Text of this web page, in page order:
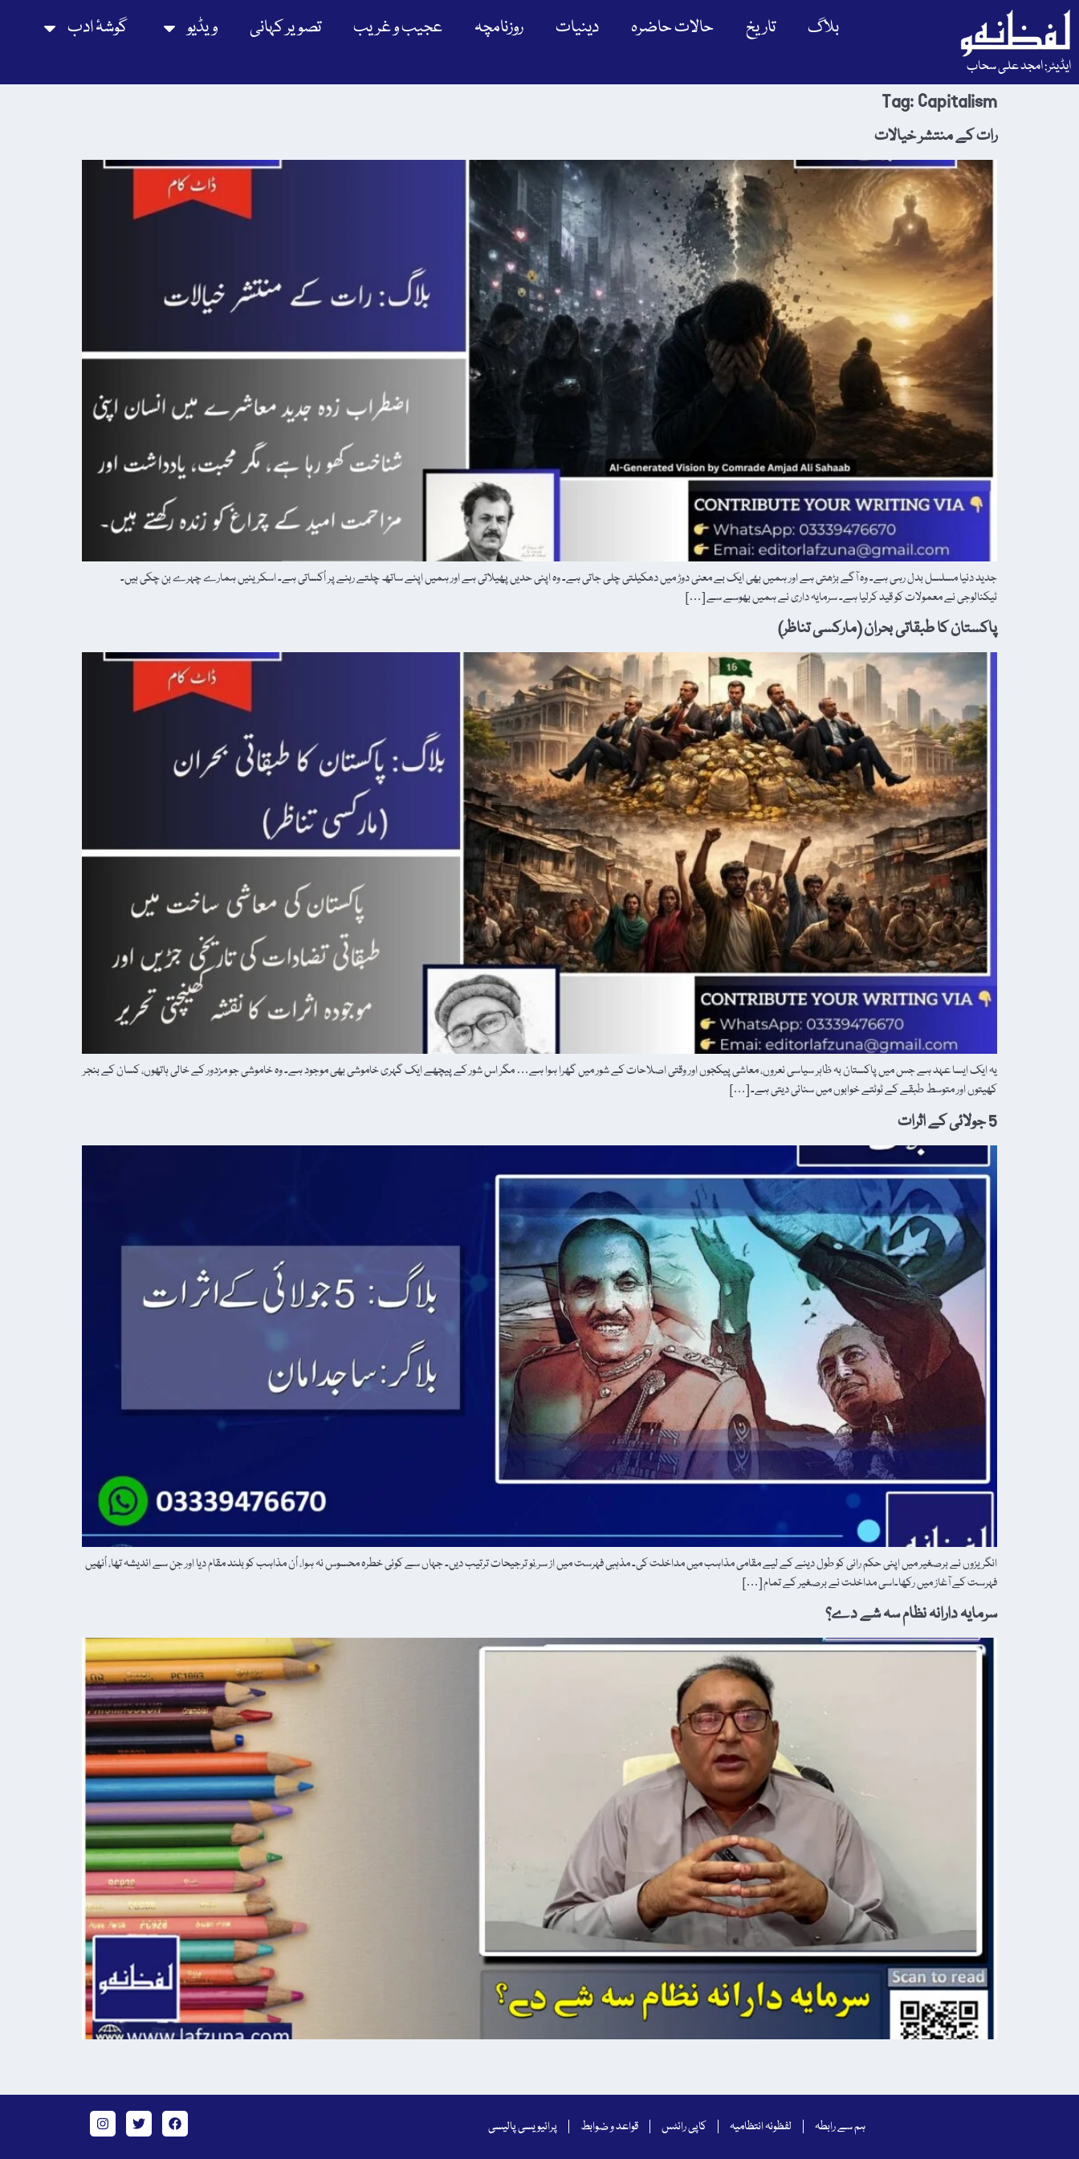
ایڈیٹر: امجد علی سحاب
بلاگ تاریخ حالات حاضرہ دینیات روزنامچہ عجیب و غریب تصویر کہانی ویڈیو گوشۂ ادب
Tag:Capitalism
رات کے منتشر خیالات
جدید دنیا مسلسل بدل رہی ہے۔ وہ آگے بڑھتی ہے اور ہمیں بھی ایک بے معنی دوڑ میں دھکیلتی چلی جاتی ہے۔ وہ اپنی حدیں پھیلاتی ہے اور ہمیں اپنے ساتھ چلتے رہنے پر اُکساتی ہے۔ اسکرینیں ہمارے چہرے بن چکی ہیں۔
ٹیکنالوجی نے معمولات کو قید کرلیا ہے۔ سرمایہ داری نے ہمیں بھوسے سے […]
پاکستان کا طبقاتی بحران (مارکسی تناظر)‎
یہ ایک ایسا عہد ہے جس میں پاکستان بہ ظاہر سیاسی نعروں، معاشی پیکجوں اور وقتی اصلاحات کے شور میں گھرا ہوا ہے… مگر اس شور کے پیچھے ایک گہری خاموشی بھی موجود ہے۔ وہ خاموشی جو مزدور کے خالی ہاتھوں، کسان کے بنجر
کھیتوں اور متوسط طبقے کے ٹوٹتے خوابوں میں سنائی دیتی ہے۔ […]
5 جولائی کے اثرات
انگریزوں نے برصغیر میں اپنی حکم رانی کو طول دینے کے لیے مقامی مذاہب میں مداخلت کی۔ مذہبی فہرست میں از سر ِنو ترجیحات ترتیب دیں۔ جہاں سے کوئی خطرہ محسوس نہ ہوا، اُن مذاہب کو بلند مقام دیا اور جن سے اندیشہ تھا، اُنھیں
فہرست کے آغاز میں رکھا۔اسی مداخلت نے برصغیر کے تمام […]
سرمایہ دارانہ نظام سہ شے دے؟
ہم سے رابطہ لفظونہ انتظامیہ کاپی رائٹس قواعد و ضوابط پرائیویسی پالیسی